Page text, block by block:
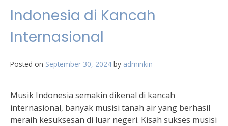
Indonesia di Kancah
Internasional
Posted on September 30, 2024 by adminkin
Musik Indonesia semakin dikenal di kancah
internasional, banyak musisi tanah air yang berhasil
meraih kesuksesan di luar negeri. Kisah sukses musisi